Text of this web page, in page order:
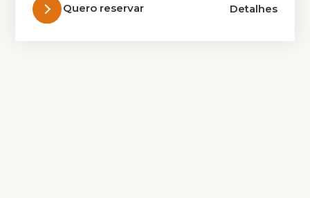
Quero reservar Detalhes